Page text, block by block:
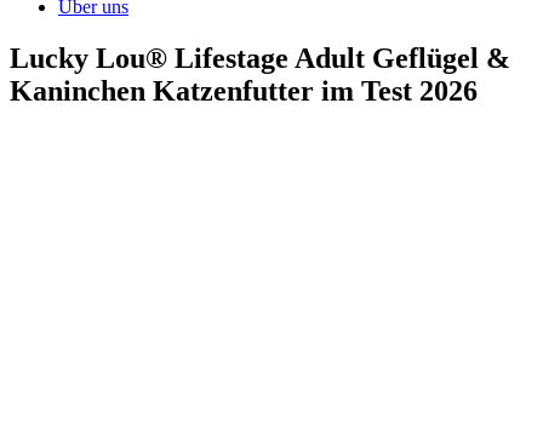
Über uns
Lucky Lou® Lifestage Adult Geflügel &
Kaninchen Katzenfutter im Test 2026